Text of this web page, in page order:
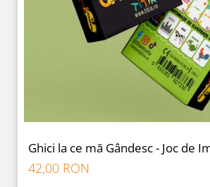
Ghici la ce mă Gândesc - Joc de
42,00 RON